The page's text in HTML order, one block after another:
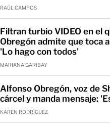
RAÚL CAMPOS
Filtran turbio VIDEO en el
Obregón admite que toca
'Lo hago con todos'
MARIANA GARIBAY
Alfonso Obregón, voz de
cárcel y manda mensaje:
KAREN RODRÍGUEZ